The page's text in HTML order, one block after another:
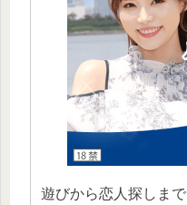
遊びから恋人探しま